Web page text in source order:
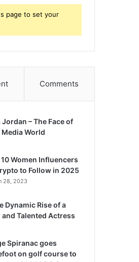
page to set your
Comments
– The Face of
World
Women Influencers
to Follow in 2025
28, 2023
Dynamic Rise of a
Talented Actress
Spiranac goes
on golf course to